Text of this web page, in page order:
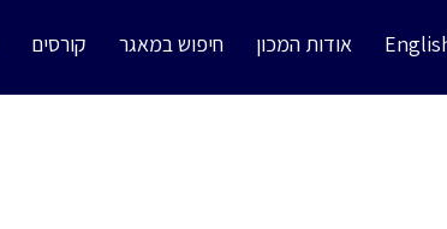
אודות המכון חיפוש במאגר קורסים